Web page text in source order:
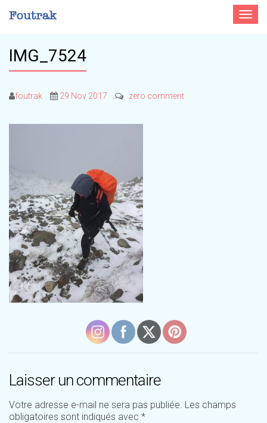
Toggle
IMG_7524
foutrak 29 Nov 2017 zero comment
Laisser un commentaire
Votre adresse e-mail ne sera pas publiée. Les champs
obligatoires sont indiqués avec *